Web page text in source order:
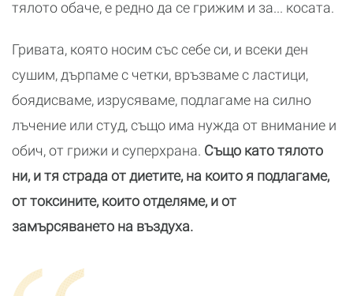
тялото обаче, е редно да се грижим и за... косата.
Гривата, която носим със себе си, и всеки ден
сушим, дърпаме с четки, връзваме с ластици,
боядисваме, изрусяваме, подлагаме на силно
лъчение или студ, също има нужда от внимание и
обич, от грижи и суперхрана. Също като тялото
ни, и тя страда от диетите, на които я подлагаме,
от токсините, които отделяме, и от
замърсяването на въздуха.